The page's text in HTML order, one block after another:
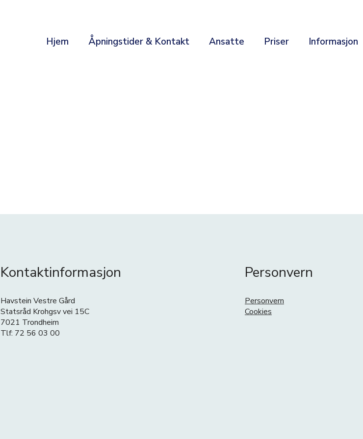
Hjem Åpningstider & Kontakt Ansatte Priser Informasjon
Kontaktinformasjon
Havstein Vestre Gård
Statsråd Krohgsv vei 15C
7021 Trondheim
Tlf: 72 56 03 00
Personvern
Personvern
Cookies